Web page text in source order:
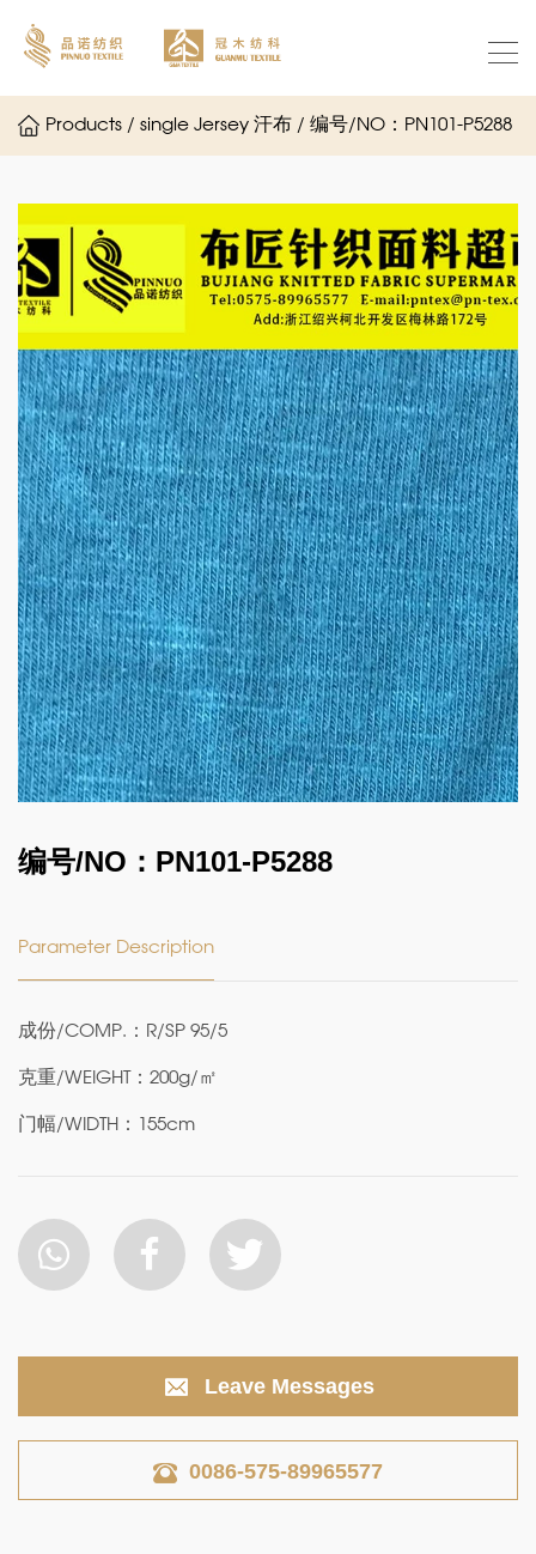
Products / single Jersey 汗布 / 编号/NO：PN101-P5288
编号/NO：PN101-P5288
Parameter Description
成份/COMP.：R/SP 95/5
克重/WEIGHT：200g/㎡
门幅/WIDTH：155cm
Leave Messages
0086-575-89965577